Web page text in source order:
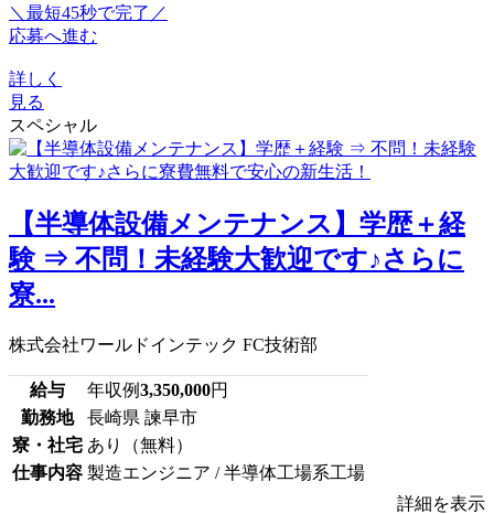
＼最短45秒で完了／
応募へ進む
詳しく
見る
スペシャル
【半導体設備メンテナンス】学歴＋経
験 ⇒ 不問！未経験大歓迎です♪さらに
寮...
株式会社ワールドインテック FC技術部
給与 年収例3,350,000円
勤務地
長崎県 諫早市
寮・社宅 あり（無料）
仕事内容 製造エンジニア / 半導体工場系工場
詳細を表示